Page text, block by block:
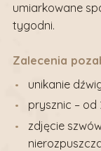
umiarkowane
tygodni.
Zalecenia
unikanie
prysznic – od
zdjęcie